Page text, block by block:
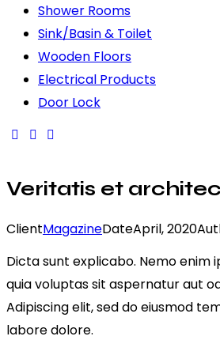
Shower Rooms
Sink/Basin & Toilet
Wooden Floors
Electrical Products
Door Lock
Veritatis et
ClientMagazineDateApril, 2020
Dicta sunt explicabo. Nemo enim
quia voluptas sit aspernatur aut
Adipiscing elit, sed do eiusmod
labore dolore.